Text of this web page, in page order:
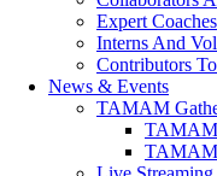
Expert Coaches
Interns And
Contributors
News & Events
TAMAM
TAMAM
TAMAM